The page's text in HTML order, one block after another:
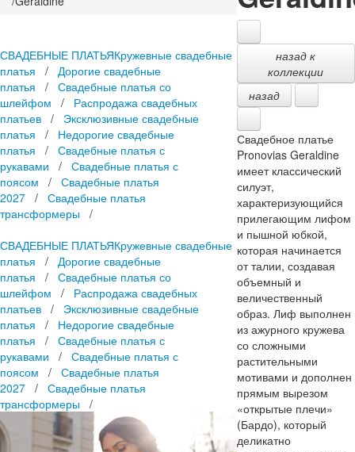
СВАДЕБНЫЕ ПЛАТЬЯКружевные свадебные
платья / Дорогие свадебные
платья / Свадебные платья со
шлейфом / Распродажа свадебных
платьев / Эксклюзивные свадебные
платья / Недорогие свадебные
платья / Свадебные платья с
рукавами / Свадебные платья с
поясом / Свадебные платья
2027 / Свадебные платья
трансформеры /
СВАДЕБНЫЕ ПЛАТЬЯКружевные свадебные
платья / Дорогие свадебные
платья / Свадебные платья со
шлейфом / Распродажа свадебных
платьев / Эксклюзивные свадебные
платья / Недорогие свадебные
платья / Свадебные платья с
рукавами / Свадебные платья с
поясом / Свадебные платья
2027 / Свадебные платья
трансформеры /
назад к
коллекции
назад
Свадебное платье
Pronovias Geraldine
имеет классический
силуэт,
характеризующийся
прилегающим лифом
и пышной юбкой,
которая начинается
от талии, создавая
объемный и
величественный
образ. Лиф выполнен
из ажурного кружева
со сложными
растительными
мотивами и дополнен
прямым вырезом
«открытые плечи»
(Бардо), который
деликатно